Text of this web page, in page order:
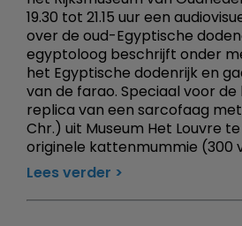
19.30 tot 21.15 uur een
over de oud-Egyptische
egyptoloog beschrijft onder
het Egyptische dodenrijk en
van de farao. Speciaal voor de
replica van een sarcofaag
Chr.) uit Museum Het Louvre
originele kattenmummie (300
Lees verder